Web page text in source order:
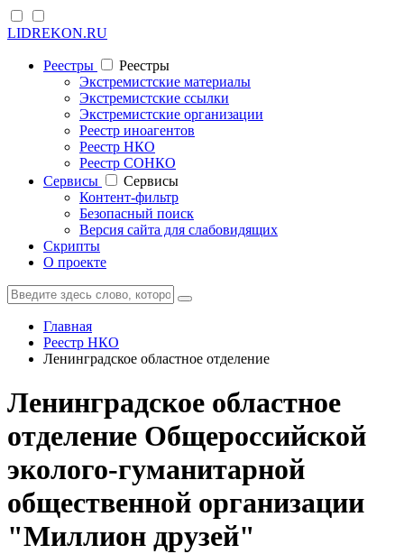
LIDREKON.RU
Реестры
Реестры
Экстремистские материалы
Экстремистские ссылки
Экстремистские организации
Реестр иноагентов
Реестр НКО
Реестр СОНКО
Cервисы
Cервисы
Контент-фильтр
Безопасный поиск
Версия сайта для слабовидящих
Скрипты
О проекте
Главная
Реестр НКО
Ленинградское областное отделение
Ленинградское областное
отделение Общероссийской
эколого-гуманитарной
общественной организации
"Миллион друзей"